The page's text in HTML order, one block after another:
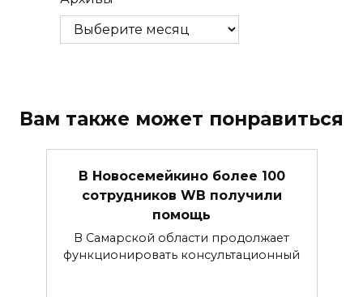
Вам также может понравиться
В Новосемейкино более 100
сотрудников WB получили
помощь
В Самарской области продолжает
функционировать консультационный